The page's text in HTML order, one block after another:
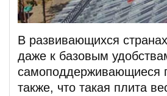
В развивающихся
даже к базовым
самоподдерживающиеся
также, что такая плита